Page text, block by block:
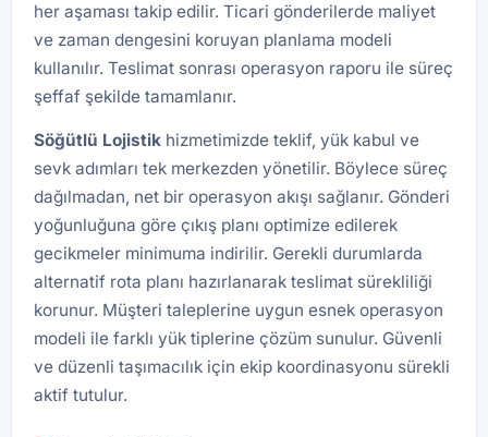
her aşaması takip edilir. Ticari gönderilerde maliyet
ve zaman dengesini koruyan planlama modeli
kullanılır. Teslimat sonrası operasyon raporu ile süreç
şeffaf şekilde tamamlanır.
Söğütlü Lojistik hizmetimizde teklif, yük kabul ve
sevk adımları tek merkezden yönetilir. Böylece süreç
dağılmadan, net bir operasyon akışı sağlanır. Gönderi
yoğunluğuna göre çıkış planı optimize edilerek
gecikmeler minimuma indirilir. Gerekli durumlarda
alternatif rota planı hazırlanarak teslimat sürekliliği
korunur. Müşteri taleplerine uygun esnek operasyon
modeli ile farklı yük tiplerine çözüm sunulur. Güvenli
ve düzenli taşımacılık için ekip koordinasyonu sürekli
aktif tutulur.